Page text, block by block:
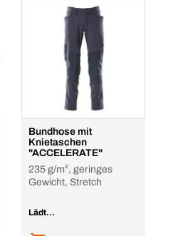
Bundhose mit
Knietaschen
"ACCELERATE"
235 g/m², geringes
Gewicht, Stretch
Lädt...